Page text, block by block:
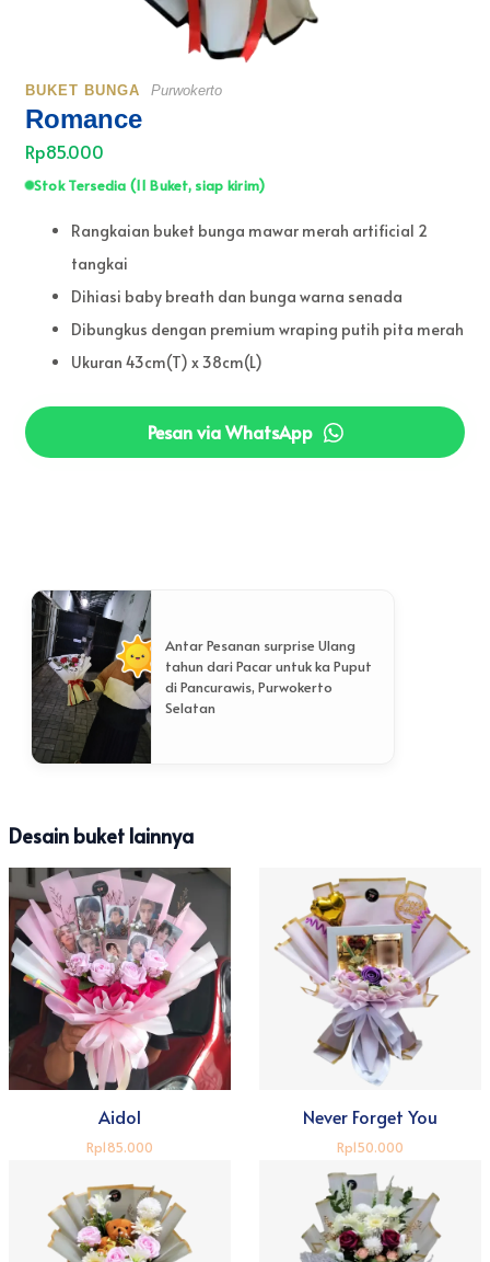
BUKET BUNGA
Romance
Purwokerto
Rp85.000
Stok Tersedia (11 Buket, siap kirim)
Rangkaian buket bunga mawar merah artificial 2
tangkai
Dihiasi baby breath dan bunga warna senada
Dibungkus dengan premium wraping putih pita merah
Ukuran 43cm(T) x 38cm(L)
Pesan via WhatsApp
Antar Pesanan surprise Ulang
tahun dari Pacar untuk ka Puput
di Pancurawis, Purwokerto
Selatan
Desain buket lainnya
Aidol
Rp185.000
Never Forget You
Rp150.000